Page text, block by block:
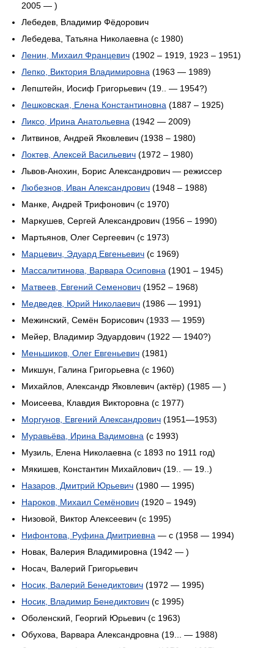
2005 — )
Лебедев, Владимир Фёдорович
Лебедева, Татьяна Николаевна (с 1980)
Ленин, Михаил Францевич (1902 – 1919, 1923 – 1951)
Лепко, Виктория Владимировна (1963 — 1989)
Лепштейн, Иосиф Григорьевич (19.. — 1954?)
Лешковская, Елена Константиновна (1887 – 1925)
Ликсо, Ирина Анатольевна (1942 — 2009)
Литвинов, Андрей Яковлевич (1938 – 1980)
Локтев, Алексей Васильевич (1972 – 1980)
Львов-Анохин, Борис Александрович — режиссер
Любезнов, Иван Александрович (1948 – 1988)
Манке, Андрей Трифонович (с 1970)
Маркушев, Сергей Александрович (1956 – 1990)
Мартьянов, Олег Сергеевич (c 1973)
Марцевич, Эдуард Евгеньевич (с 1969)
Массалитинова, Варвара Осиповна (1901 – 1945)
Матвеев, Евгений Семенович (1952 – 1968)
Медведев, Юрий Николаевич (1986 — 1991)
Межинский, Семён Борисович (1933 — 1959)
Мейер, Владимир Эдуардович (1922 — 1940?)
Меньшиков, Олег Евгеньевич (1981)
Микшун, Галина Григорьевна (c 1960)
Михайлов, Александр Яковлевич (актёр) (1985 — )
Моисеева, Клавдия Викторовна (с 1977)
Моргунов, Евгений Александрович (1951—1953)
Муравьёва, Ирина Вадимовна (с 1993)
Музиль, Елена Николаевна (с 1893 по 1911 год)
Мякишев, Константин Михайлович (19.. — 19..)
Назаров, Дмитрий Юрьевич (1980 — 1995)
Нароков, Михаил Семёнович (1920 – 1949)
Низовой, Виктор Алексеевич (с 1995)
Нифонтова, Руфина Дмитриевна — с (1958 — 1994)
Новак, Валерия Владимировна (1942 — )
Носач, Валерий Григорьевич
Носик, Валерий Бенедиктович (1972 — 1995)
Носик, Владимир Бенедиктович (с 1995)
Оболенский, Георгий Юрьевич (c 1963)
Обухова, Варвара Александровна (19... — 1988)